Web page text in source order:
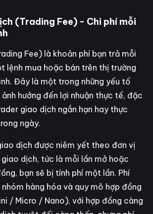
(Trading Fee) - Chi phí mỗi
Fee) là khoản phí bạn trả mỗi
lệnh mua hoặc bán trên thị trường
Đây là một trong những yếu tố
hưởng đến lợi nhuận thực tế, đặc
giao dịch ngắn hạn hay thực
ngày.
dịch được niêm yết theo đơn vị
dịch, tức là mỗi lần mở hoặc
bạn sẽ bị tính phí một lần. Phí
hàng hóa và quy mô hợp đồng
/ Micro / Nano), với hợp đồng càng